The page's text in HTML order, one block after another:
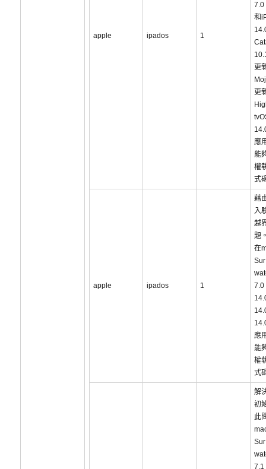
apple ipados 1
7.0
和
更
更
應
能
權
式
apple ipados 1
藉
入
越
題
在
7.0
應
能
權
式
解
初
此
7.1